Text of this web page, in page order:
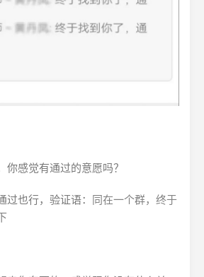
你感觉有通过的意愿吗？
过也行，验证语：
同在一个群，终于